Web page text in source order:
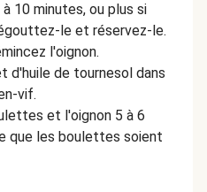
10 minutes, ou plus si
le et réservez-le.
l'oignon.
d'huile de tournesol dans
vif.
et l'oignon 5 à 6
que les boulettes soient